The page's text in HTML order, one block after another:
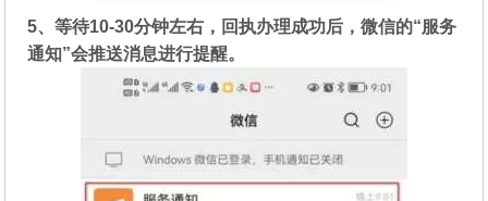
5、等待10-30分钟左右，回执办理成功后，微信的“服务
通知”会推送消息进行提醒。